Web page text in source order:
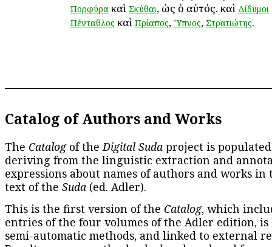
Πορφύρα καὶ Σκύθαι, ὡς ὁ αὐτός. καὶ Δίδυμοι
Πένταθλος καὶ Πρίαπος, Ὕπνος, Στρατιώτης.
Catalog of Authors and Works
The Catalogof theDigital Suda project is
deriving from the linguistic extraction and
expressions about names of authors and works in
text of the Suda (ed. Adler).
This is the first version of the Catalog, which
entries of the four volumes of the Adler edition, is
semi-automatic methods, and linked to external